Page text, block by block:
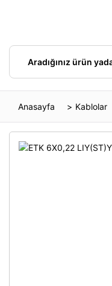
Anasayfa Kablolar